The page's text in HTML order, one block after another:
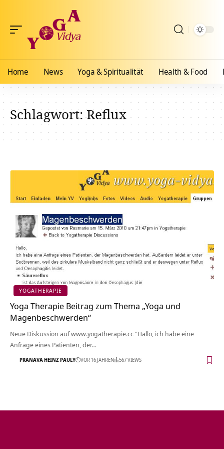
Home News Yoga & Spiritualität Health & Food
Schlagwort:Reflux
YOGATHERAPIE
Yoga Therapie Beitrag zum Thema „Yoga und
Magenbeschwerden“
Neue Diskussion auf www.yogatherapie.cc "Hallo, ich habe eine
Anfrage eines Patienten, der…
PRANAVA HEINZ PAULY VOR 16 JAHREN 567 VIEWS